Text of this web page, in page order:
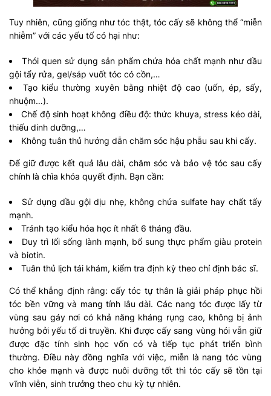
Tuy nhiên, cũng giống như tóc thật, tóc cấy sẽ không thể “miễn
nhiễm” với các yếu tố có hại như:
Thói quen sử dụng sản phẩm chứa hóa chất mạnh như dầu
gội tẩy rửa, gel/sáp vuốt tóc có cồn,…
Tạo kiểu thường xuyên bằng nhiệt độ cao (uốn, ép, sấy,
nhuộm…).
Chế độ sinh hoạt không điều độ: thức khuya, stress kéo dài,
thiếu dinh dưỡng,…
Không tuân thủ hướng dẫn chăm sóc hậu phẫu sau khi cấy.
Để giữ được kết quả lâu dài, chăm sóc và bảo vệ tóc sau cấy
chính là chìa khóa quyết định. Bạn cần:
Sử dụng dầu gội dịu nhẹ, không chứa sulfate hay chất tẩy
mạnh.
Tránh tạo kiểu hóa học ít nhất 6 tháng đầu.
Duy trì lối sống lành mạnh, bổ sung thực phẩm giàu protein
và biotin.
Tuân thủ lịch tái khám, kiểm tra định kỳ theo chỉ định bác sĩ.
Có thể khẳng định rằng: cấy tóc tự thân là giải pháp phục hồi
tóc bền vững và mang tính lâu dài. Các nang tóc được lấy từ
vùng sau gáy nơi có khả năng kháng rụng cao, không bị ảnh
hưởng bởi yếu tố di truyền. Khi được cấy sang vùng hói vẫn giữ
được đặc tính sinh học vốn có và tiếp tục phát triển bình
thường. Điều này đồng nghĩa với việc, miễn là nang tóc vùng
cho khỏe mạnh và được nuôi dưỡng tốt thì tóc cấy sẽ tồn tại
vĩnh viễn, sinh trưởng theo chu kỳ tự nhiên.